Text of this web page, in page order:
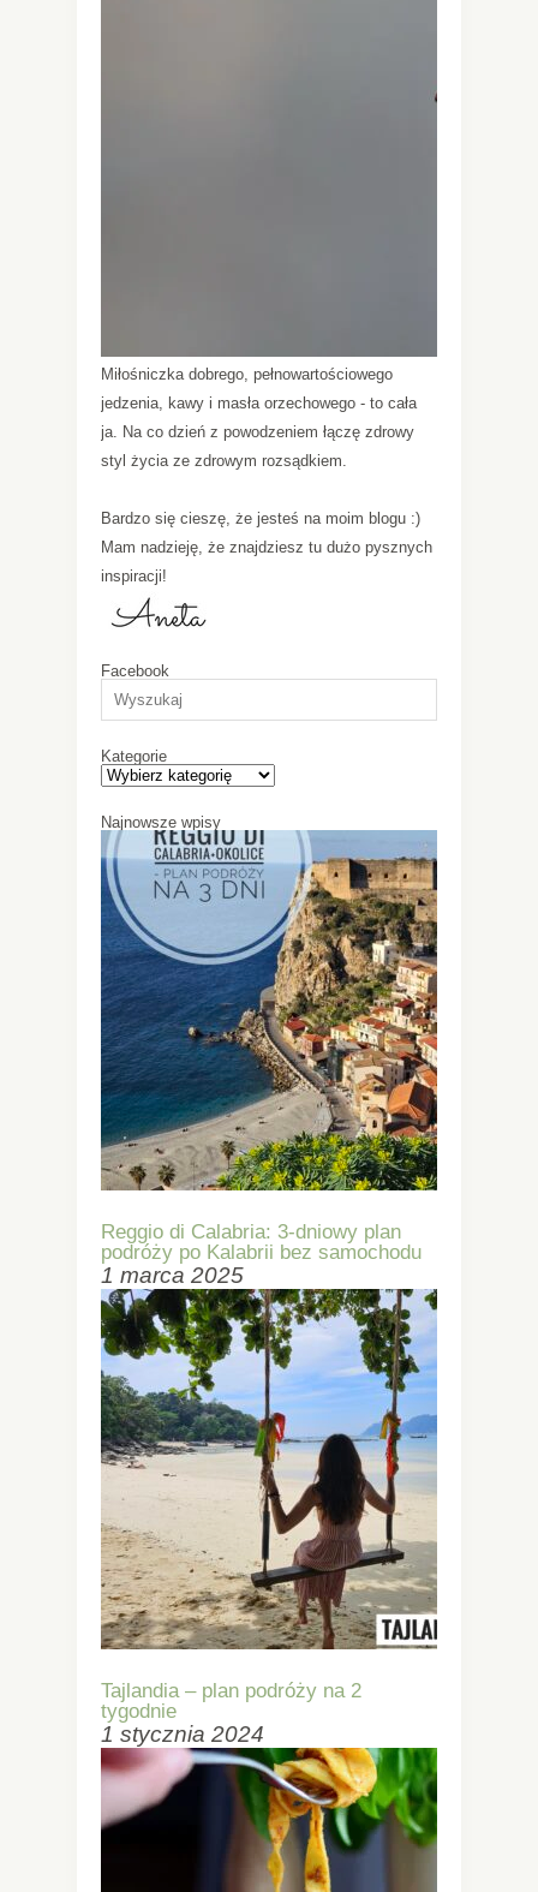
Miłośniczka dobrego, pełnowartościowego
jedzenia, kawy i masła orzechowego - to cała
ja. Na co dzień z powodzeniem łączę zdrowy
styl życia ze zdrowym rozsądkiem.
Bardzo się cieszę, że jesteś na moim blogu :)
Mam nadzieję, że znajdziesz tu dużo pysznych
inspiracji!
Facebook
Kategorie
Najnowsze wpisy
Reggio di Calabria: 3-dniowy plan
podróży po Kalabrii bez samochodu
1 marca 2025
Tajlandia – plan podróży na 2
tygodnie
1 stycznia 2024